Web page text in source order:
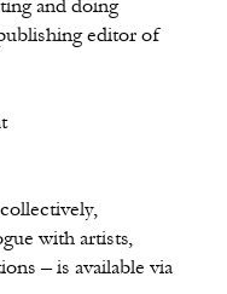
and doing
editor of
with artists,
– is available via